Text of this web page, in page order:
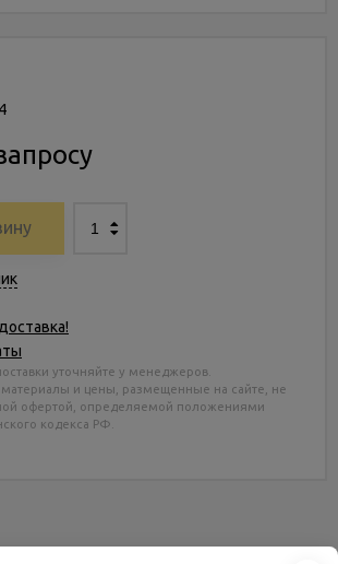
уточняйте у менеджеров.
и цены, размещенные на сайте, не
офертой, определяемой положениями
кодекса РФ.